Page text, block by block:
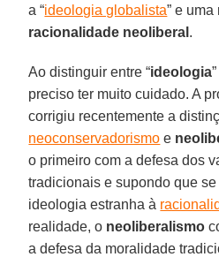
a “ideologia globalista” e uma
racionalidade neoliberal .
Ao distinguir entre “ideologia
preciso ter muito cuidado. A
corrigiu recentemente a
neoconservadorismo e
o primeiro com a defesa dos
tradicionais e supondo que
ideologia estranha à
realidade, o neoliberalismo
a defesa da moralidade